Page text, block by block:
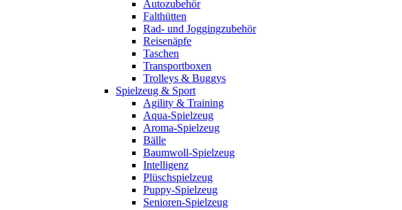
Autozubehör
Falthütten
Rad- und Joggingzubehör
Reisenäpfe
Taschen
Transportboxen
Trolleys & Buggys
Spielzeug & Sport
Agility & Training
Aqua-Spielzeug
Aroma-Spielzeug
Bälle
Baumwoll-Spielzeug
Intelligenz
Plüschspielzeug
Puppy-Spielzeug
Senioren-Spielzeug